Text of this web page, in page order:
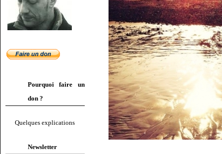
Pourquoi faire un
don ?
Quelques explications
Newsletter